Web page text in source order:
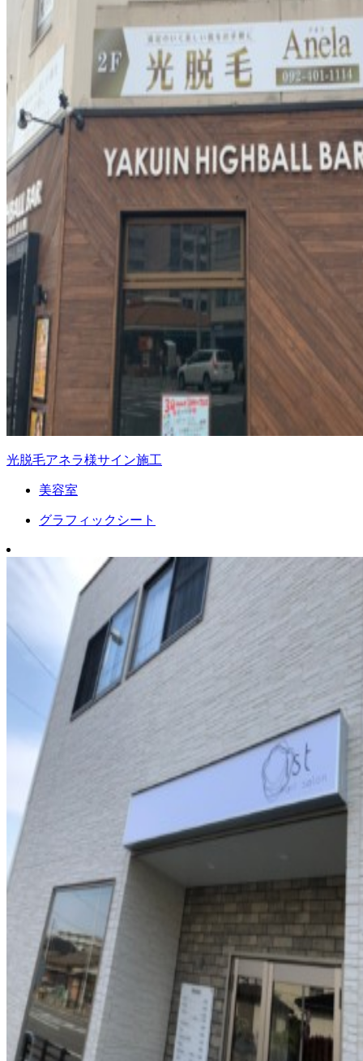
光脱毛アネラ様サイン施工
美容室
グラフィックシート